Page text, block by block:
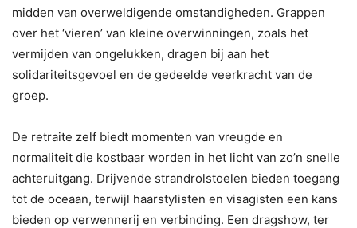
midden van overweldigende omstandigheden. Grappen
over het ‘vieren’ van kleine overwinningen, zoals het
vermijden van ongelukken, dragen bij aan het
solidariteitsgevoel en de gedeelde veerkracht van de
groep.
De retraite zelf biedt momenten van vreugde en
normaliteit die kostbaar worden in het licht van zo’n snelle
achteruitgang. Drijvende strandrolstoelen bieden toegang
tot de oceaan, terwijl haarstylisten en visagisten een kans
bieden op verwennerij en verbinding. Een dragshow, ter